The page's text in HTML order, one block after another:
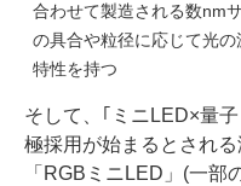
合わせて製造される数nm
の具合や粒径に応じて光
特性を持つ
そして、｢ミニLED×量
極採用が始まるとされ
「RGBミニLED」(一部